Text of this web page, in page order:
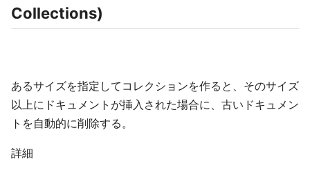
Collections)
あるサイズを指定してコレクションを作ると、そのサイズ
以上にドキュメントが挿入された場合に、古いドキュメン
トを自動的に削除する。
詳細